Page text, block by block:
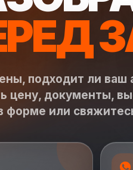
подходит ли ваш
цену, документы,
форме или